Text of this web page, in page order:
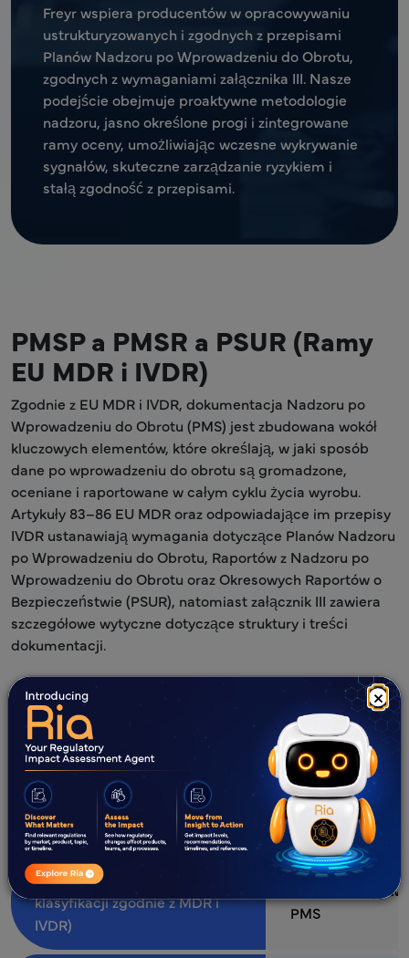
×
Freyr wspiera producentów w opracowywaniu
ustrukturyzowanych i zgodnych z przepisami
Planów Nadzoru po Wprowadzeniu do Obrotu,
zgodnych z wymaganiami załącznika III. Nasze
podejście obejmuje proaktywne metodologie
nadzoru, jasno określone progi i zintegrowane
ramy oceny, umożliwiając wczesne wykrywanie
sygnałów, skuteczne zarządzanie ryzykiem i
stałą zgodność z przepisami.
PMSP a PMSR a PSUR (Ramy
EU MDR i IVDR)
Zgodnie z EU MDR i IVDR, dokumentacja Nadzoru po
Wprowadzeniu do Obrotu (PMS) jest zbudowana wokół
kluczowych elementów, które określają, w jaki sposób
dane po wprowadzeniu do obrotu są gromadzone,
oceniane i raportowane w całym cyklu życia wyrobu.
Artykuły 83–86 EU MDR oraz odpowiadające im przepisy
IVDR ustanawiają wymagania dotyczące Planów Nadzoru
po Wprowadzeniu do Obrotu, Raportów z Nadzoru po
Wprowadzeniu do Obrotu oraz Okresowych Raportów o
Bezpieczeństwie (PSUR), natomiast załącznik III zawiera
szczegółowe wytyczne dotyczące struktury i treści
dokumentacji.
Dokument Cel
Plan PMS (PMSP)
Określa
gromadzenia i
danych
Raport PMS (oparty na
klasyfikacji zgodnie z MDR i
IVDR)
Podsumowuje
PMS